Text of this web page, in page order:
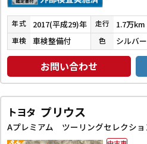
年式 2017(平成29)年 走行 1.7万km
車検 車検整備付 色 シルバー
お問い合わせ
トヨタ プリウス